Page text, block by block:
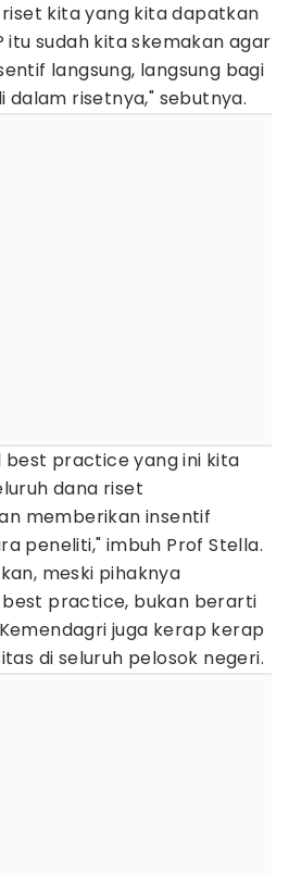
kita yang kita dapatkan
itu sudah kita skemakan agar
langsung, langsung bagi
dalam risetnya," sebutnya.
best practice yang ini kita
dana riset
memberikan insentif
peneliti," imbuh Prof Stella.
meski pihaknya
practice, bukan berarti
juga kerap kerap
di seluruh pelosok negeri.